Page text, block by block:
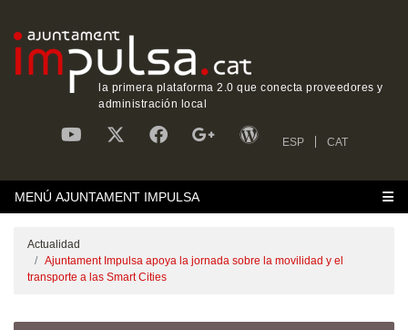
la primera plataforma 2.0 que conecta proveedores y
administración local
ESP CAT
MENÚ AJUNTAMENT IMPULSA
Actualidad
Ajuntament Impulsa apoya la jornada sobre la movilidad y el
transporte a las Smart Cities